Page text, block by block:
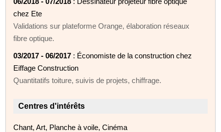
chez Ete
Validations sur plateforme Orange, élaboration réseaux
fibre optique.
03/2017 - 06/2017 : Économiste de la construction chez
Eiffage Construction
Quantitatifs toiture, suivis de projets, chiffrage.
Centres d'intérêts
Chant, Art, Planche à voile, Cinéma